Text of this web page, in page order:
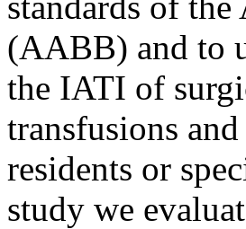
(AABB) and to
the IATI of
transfusions
residents or
study we